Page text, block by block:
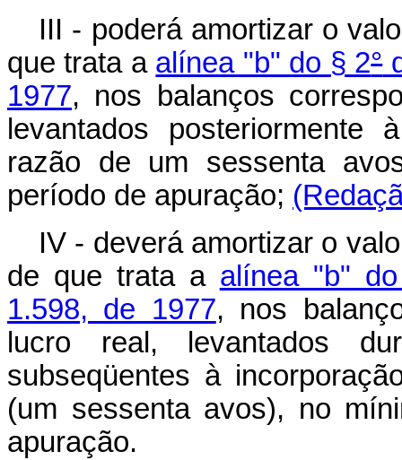
III - poderá amortizar o
que trata a alínea "b" do § 2°
1977, nos balanços
levantados
razão de um sessenta
período de apuração;
IV - deverá amortizar o
de que trata a alínea "b"
1.598, de 1977, nos
lucro real, levantados
subseqüentes à
(um sessenta avos), no
apuração.